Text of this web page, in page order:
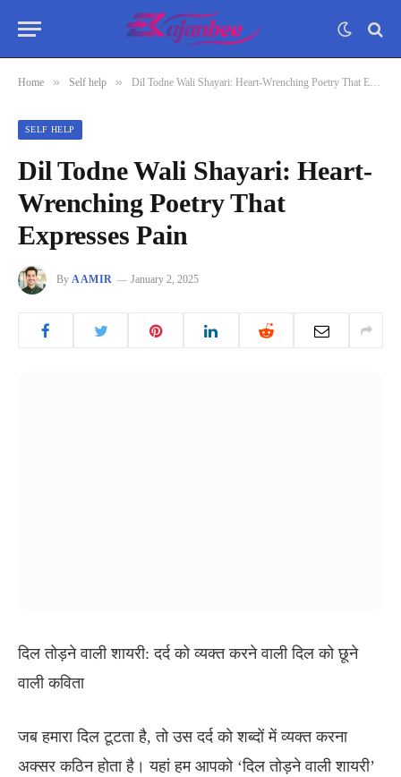
Home » Self help » Dil Todne Wali Shayari: Heart-Wrenching Poetry That Expresses Pain
SELF HELP
Dil Todne Wali Shayari: Heart-
Wrenching Poetry That
Expresses Pain
By AAMIR January 2, 2025
दिल तोड़ने वाली शायरी: दर्द को व्यक्त करने वाली दिल को छूने
वाली कविता
जब हमारा दिल टूटता है, तो उस दर्द को शब्दों में व्यक्त करना
अक्सर कठिन होता है। यहां हम आपको ‘दिल तोड़ने वाली शायरी’